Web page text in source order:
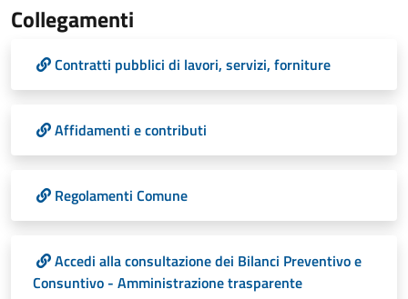
Collegamenti
Contratti pubblici di lavori, servizi, forniture
Affidamenti e contributi
Regolamenti Comune
Accedi alla consultazione dei Bilanci Preventivo e
Consuntivo - Amministrazione trasparente